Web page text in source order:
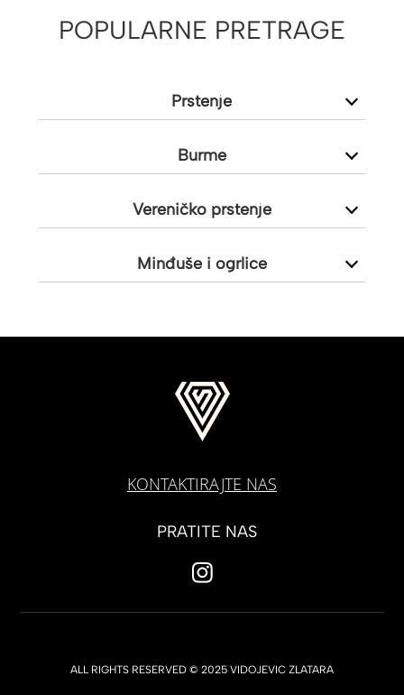
POPULARNE PRETRAGE
Prstenje
Burme
Vereničko prstenje
Minđuše i ogrlice
KONTAKTIRAJTE NAS
PRATITE NAS
ALL RIGHTS RESERVED © 2025 VIDOJEVIC ZLATARA